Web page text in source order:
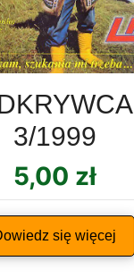
3/1999
5,00 zł
się więcej